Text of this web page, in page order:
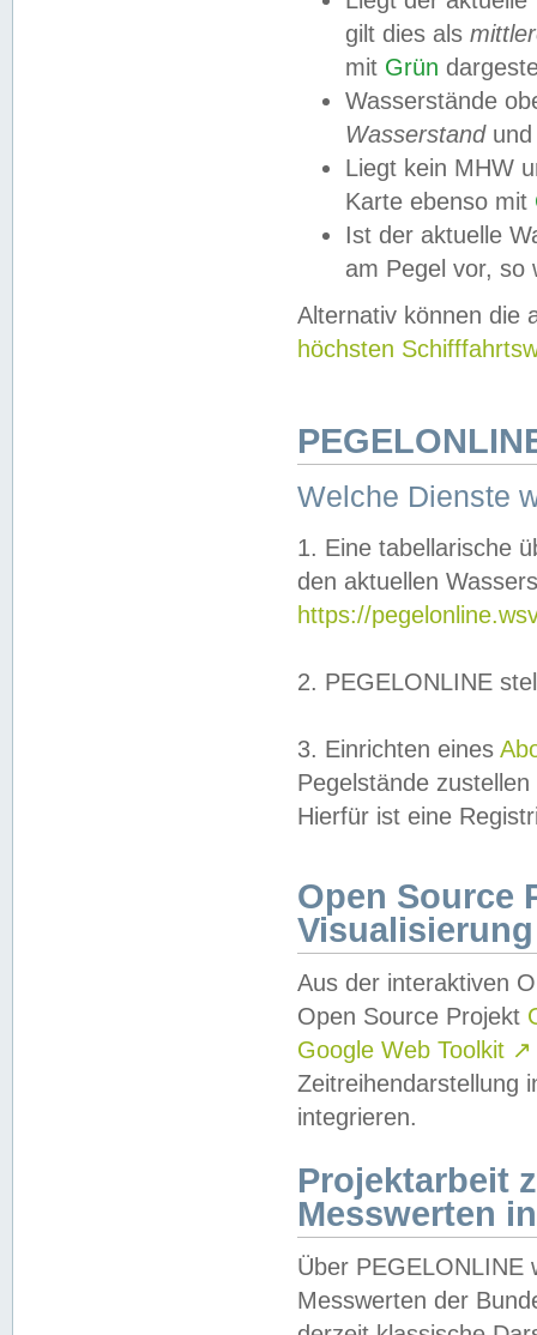
gilt dies als
mit Grün
Wasserstände
Wasserstandund
Liegt kein MHW
Karte ebenso mit
Ist der aktuelle
am Pegel vor,
Alternativ können die
höchsten
Welche Dienste
1. Eine tabellarische
den aktuellen
https://
2. PEGELONLINE
3. Einrichten eines
Pegelstände
Hierfür ist eine
Open Source
Visualisierung
Aus der interaktiven
Open Source Projekt
Google Web Toolkit ↗
Zeitreihendarstellung
integrieren.
Projektarbeit
Messwerten
Über PEGELONLINE
Messwerten der